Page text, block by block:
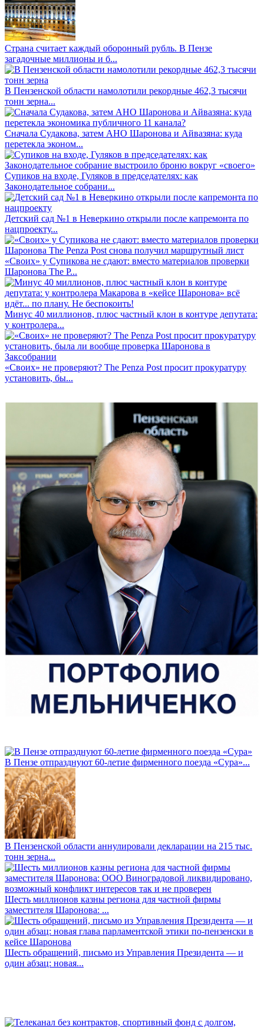
Страна считает каждый оборонный рубль. В Пензе
загадочные миллионы и б...
В Пензенской области намолотили рекордные 462,3 тысячи
тонн зерна...
Сначала Судакова, затем АНО Шаронова и Айвазяна: куда
перетекла эконом...
Супиков на входе, Гуляков в председателях: как
Законодательное собрани...
Детский сад №1 в Неверкино открыли после капремонта по
нацпроекту...
«Своих» у Супикова не сдают: вместо материалов проверки
Шаронова The P...
Минус 40 миллионов, плюс частный клон в контуре депутата:
у контролера...
«Своих» не проверяют? The Penza Post просит прокуратуру
установить, бы...
В Пензе отпразднуют 60-летие фирменного поезда «Сура»...
В Пензенской области аннулировали декларации на 215 тыс.
тонн зерна...
Шесть миллионов казны региона для частной фирмы
заместителя Шаронова: ...
Шесть обращений, письмо из Управления Президента — и
один абзац: новая...